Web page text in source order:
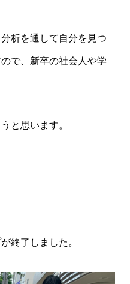
析を通して自分を見つ
で、新卒の社会人や学
と思います。
終了しました。